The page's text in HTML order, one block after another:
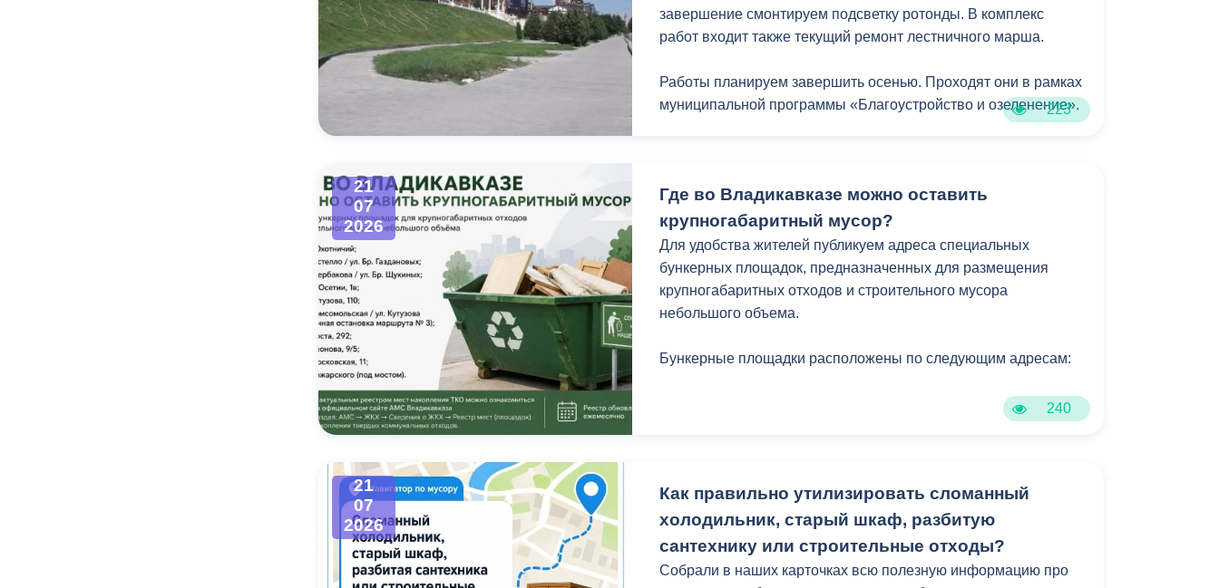
завершение смонтируем подсветку ротонды. В комплекс
работ входит также текущий ремонт лестничного марша.
Работы планируем завершить осенью. Проходят они в рамках
муниципальной программы «Благоустройство и озеленение».
223
21
07
2026
Где во Владикавказе можно оставить
крупногабаритный мусор?
Для удобства жителей публикуем адреса специальных
бункерных площадок, предназначенных для размещения
крупногабаритных отходов и строительного мусора
небольшого объема.
Бункерные площадки расположены по следующим адресам:
240
21
07
2026
Как правильно утилизировать сломанный
холодильник, старый шкаф, разбитую
сантехнику или строительные отходы?
Собрали в наших карточках всю полезную информацию про